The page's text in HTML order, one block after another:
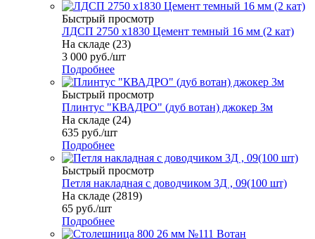
Быстрый просмотр
ЛДСП 2750 х1830 Цемент темный 16 мм (2 кат)
На складе (23)
3 000 руб./шт
Подробнее
Быстрый просмотр
Плинтус "КВАДРО" (дуб вотан) джокер 3м
На складе (24)
635 руб./шт
Подробнее
Быстрый просмотр
Петля накладная с доводчиком 3Д , 09(100 шт)
На складе (2819)
65 руб./шт
Подробнее